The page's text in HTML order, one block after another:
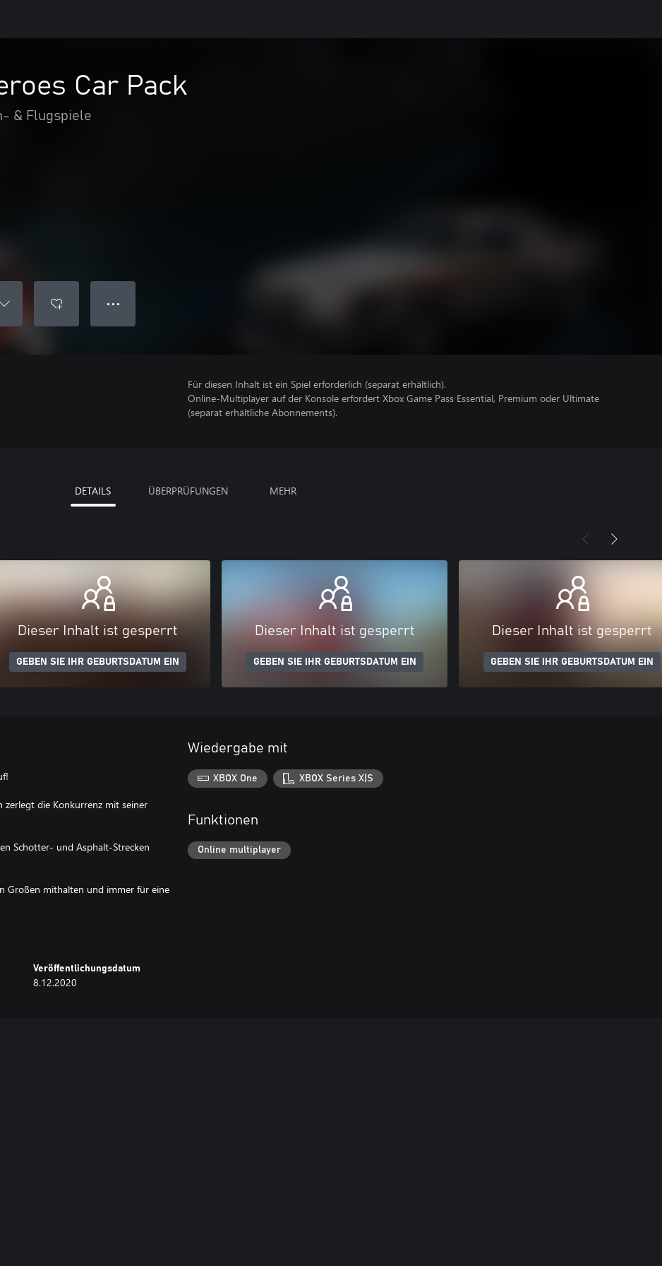
Car Pack
& Flugspiele
● ● ●
Für diesen Inhalt ist ein Spiel erforderlich (separat erhältlich).
Online-Multiplayer auf der Konsole erfordert Xbox Game Pass Essential, Premium oder Ultimate
(separat erhältliche Abonnements).
DETAILS ÜBERPRÜFUNGEN MEHR
Dieser Inhalt ist gesperrt
GEBEN SIE IHR GEBURTSDATUM EIN
Dieser Inhalt ist gesperrt
GEBEN SIE IHR GEBURTSDATUM EIN
Dieser Inhalt ist gesperrt
GEBEN SIE IHR GEBURTSDATUM EIN
zerlegt die Konkurrenz mit seiner
Schotter- und Asphalt-Strecken
Großen mithalten und immer für eine
Veröffentlichungsdatum
8.12.2020
Wiedergabe mit
XBOX One XBOX Series X|S
Funktionen
Online multiplayer